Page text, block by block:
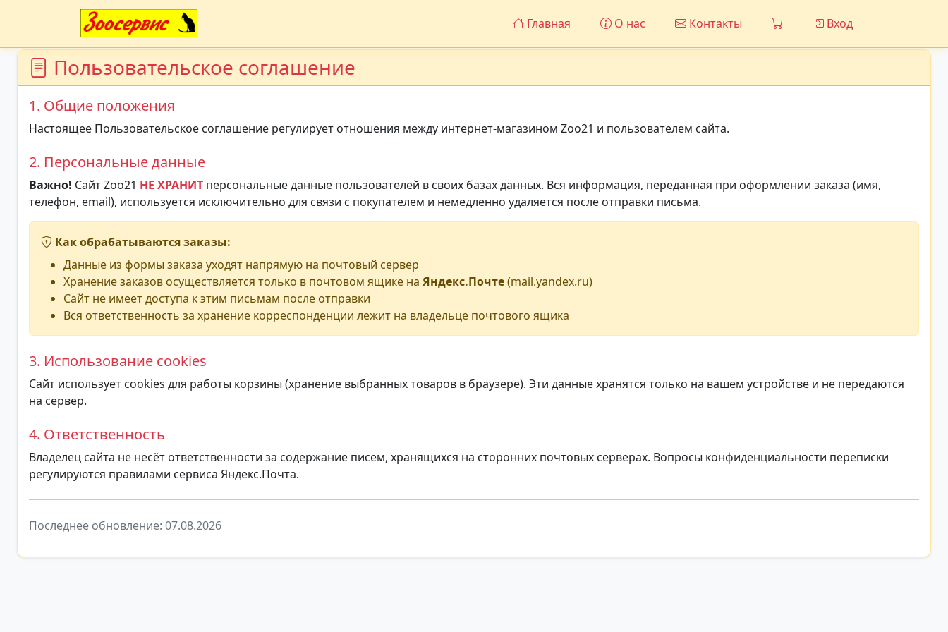
Главная О нас Контакты Вход
Пользовательское соглашение
1. Общие положения
Настоящее Пользовательское соглашение регулирует отношения между интернет-магазином Zoo21 и пользователем сайта.
2. Персональные данные
Важно! Сайт Zoo21 НЕ ХРАНИТ персональные данные пользователей в своих базах данных. Вся информация, переданная при оформлении заказа (имя,
телефон, email), используется исключительно для связи с покупателем и немедленно удаляется после отправки письма.
Как обрабатываются заказы:
Данные из формы заказа уходят напрямую на почтовый сервер
Хранение заказов осуществляется только в почтовом ящике на Яндекс.Почте(mail.yandex.ru)
Сайт не имеет доступа к этим письмам после отправки
Вся ответственность за хранение корреспонденции лежит на владельце почтового ящика
3. Использование cookies
Сайт использует cookies для работы корзины (хранение выбранных товаров в браузере). Эти данные хранятся только на вашем устройстве и не передаются
на сервер.
4. Ответственность
Владелец сайта не несёт ответственности за содержание писем, хранящихся на сторонних почтовых серверах. Вопросы конфиденциальности переписки
регулируются правилами сервиса Яндекс.Почта.
Последнее обновление: 07.08.2026